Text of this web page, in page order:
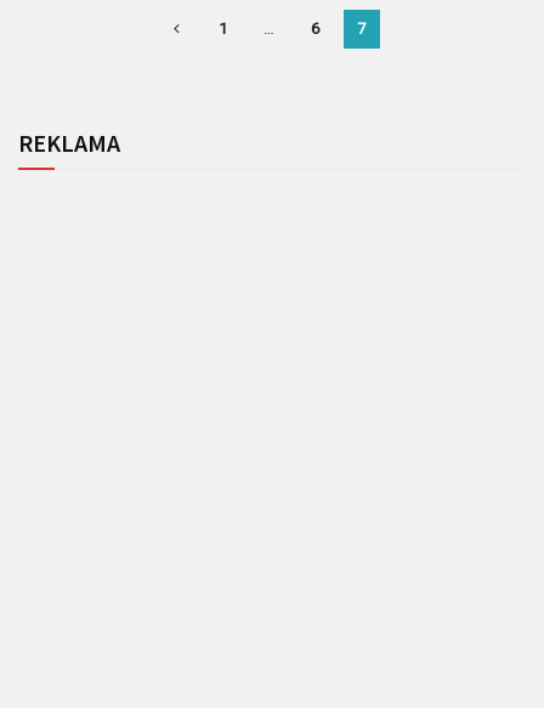
1 … 6 7
REKLAMA